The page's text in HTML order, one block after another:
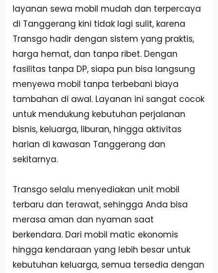
layanan sewa mobil mudah dan terpercaya
di Tanggerang kini tidak lagi sulit, karena
Transgo hadir dengan sistem yang praktis,
harga hemat, dan tanpa ribet. Dengan
fasilitas tanpa DP, siapa pun bisa langsung
menyewa mobil tanpa terbebani biaya
tambahan di awal. Layanan ini sangat cocok
untuk mendukung kebutuhan perjalanan
bisnis, keluarga, liburan, hingga aktivitas
harian di kawasan Tanggerang dan
sekitarnya.
Transgo selalu menyediakan unit mobil
terbaru dan terawat, sehingga Anda bisa
merasa aman dan nyaman saat
berkendara. Dari mobil matic ekonomis
hingga kendaraan yang lebih besar untuk
kebutuhan keluarga, semua tersedia dengan